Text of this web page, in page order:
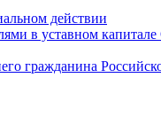
действии
в уставном
гражданина